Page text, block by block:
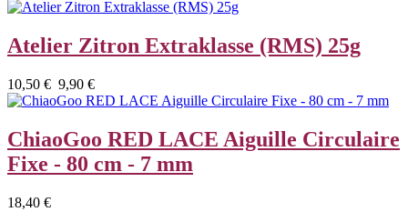
Atelier Zitron Extraklasse (RMS) 25g
10,50 € 9,90 €
ChiaoGoo RED LACE Aiguille Circulaire
Fixe - 80 cm - 7 mm
18,40 €